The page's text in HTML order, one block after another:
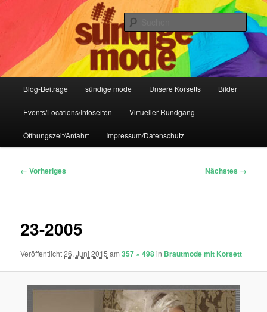
Sündige Mode Frankfurt
IHR Laden für Korsetts, Lifestyle-Mode, Club- und Dark-Wear seit 2004
Blog-Beiträge sündige mode Unsere Korsetts Bilder
Events/Locations/Infoseiten Virtueller Rundgang
Öffnungszeit/Anfahrt Impressum/Datenschutz
Bilder-
← Vorheriges Nächstes →
23-2005
Veröffentlicht26. Juni 2015 am357 × 498in Brautmode mit Korsett